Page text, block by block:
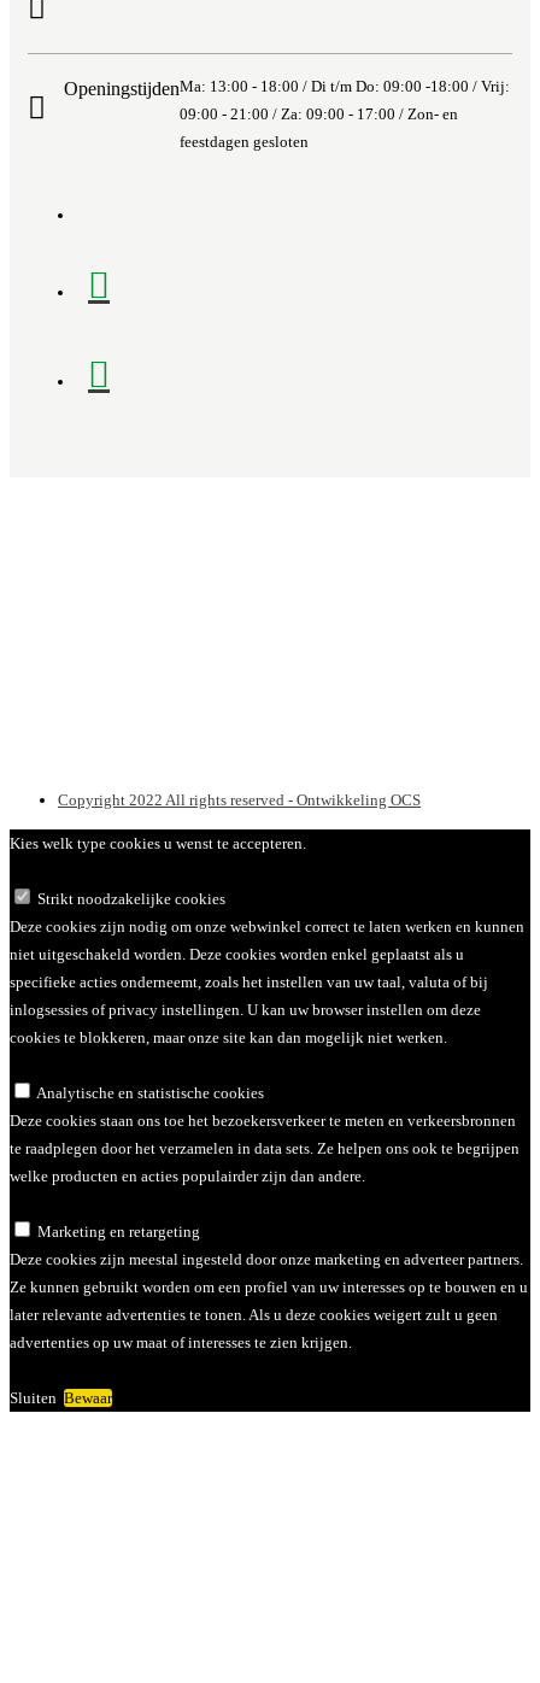
OpeningstijdenMa: 13:00 - 18:00 / Di t/m Do: 09:00 -18:00 / Vrij:
09:00 - 21:00 / Za: 09:00 - 17:00 / Zon- en
feestdagen gesloten
Copyright 2022 All rights reserved - Ontwikkeling OCS
Kies welk type cookies u wenst te accepteren.
Strikt noodzakelijke cookies
Deze cookies zijn nodig om onze webwinkel correct te laten werken en kunnen
niet uitgeschakeld worden. Deze cookies worden enkel geplaatst als u
specifieke acties onderneemt, zoals het instellen van uw taal, valuta of bij
inlogsessies of privacy instellingen. U kan uw browser instellen om deze
cookies te blokkeren, maar onze site kan dan mogelijk niet werken.
Analytische en statistische cookies
Deze cookies staan ons toe het bezoekersverkeer te meten en verkeersbronnen
te raadplegen door het verzamelen in data sets. Ze helpen ons ook te begrijpen
welke producten en acties populairder zijn dan andere.
Marketing en retargeting
Deze cookies zijn meestal ingesteld door onze marketing en adverteer partners.
Ze kunnen gebruikt worden om een profiel van uw interesses op te bouwen en u
later relevante advertenties te tonen. Als u deze cookies weigert zult u geen
advertenties op uw maat of interesses te zien krijgen.
Sluiten Bewaar